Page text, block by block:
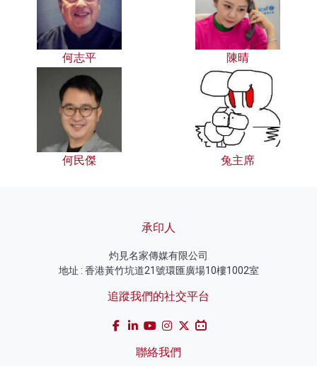
何志平 陳晴
何民傑 兔主席
承印人
灼見名家傳媒有限公司
地址 : 香港黃竹坑道21號環匯廣場10樓1002室
追蹤我們的社交平台
聯絡我們